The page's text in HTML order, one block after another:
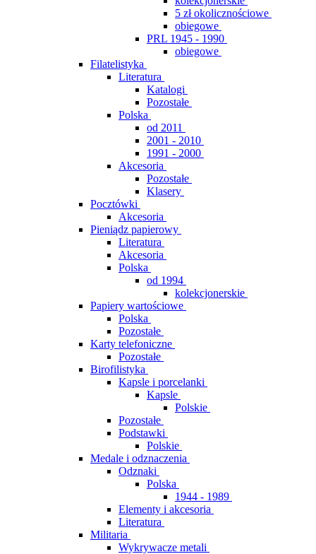
5 zł okolicznościowe
obiegowe
PRL 1945 - 1990
obiegowe
Filatelistyka
Literatura
Katalogi
Pozostałe
Polska
od 2011
2001 - 2010
1991 - 2000
Akcesoria
Pozostałe
Klasery
Pocztówki
Akcesoria
Pieniądz papierowy
Literatura
Akcesoria
Polska
od 1994
kolekcjonerskie
Papiery wartościowe
Polska
Pozostałe
Karty telefoniczne
Pozostałe
Birofilistyka
Kapsle i porcelanki
Kapsle
Polskie
Pozostałe
Podstawki
Polskie
Medale i odznaczenia
Odznaki
Polska
1944 - 1989
Elementy i akcesoria
Literatura
Militaria
Wykrywacze metali